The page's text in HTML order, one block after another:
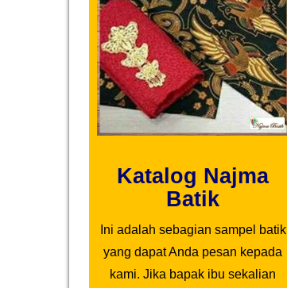
Katalog Najma
Batik
Ini adalah sebagian sampel batik
yang dapat Anda pesan kepada
kami. Jika bapak ibu sekalian